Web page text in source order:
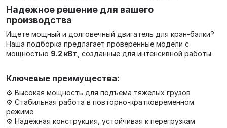
Надежное решение для вашего
производства
Ищете мощный и долговечный двигатель для кран-балки?
Наша подборка предлагает проверенные модели с
мощностью 9.2 кВт , созданные для интенсивной работы.
Ключевые преимущества:
⚙️ Высокая мощность для подъема тяжелых грузов
⚙️ Стабильная работа в повторно-кратковременном
режиме
⚙️ Надежная конструкция, устойчивая к перегрузкам